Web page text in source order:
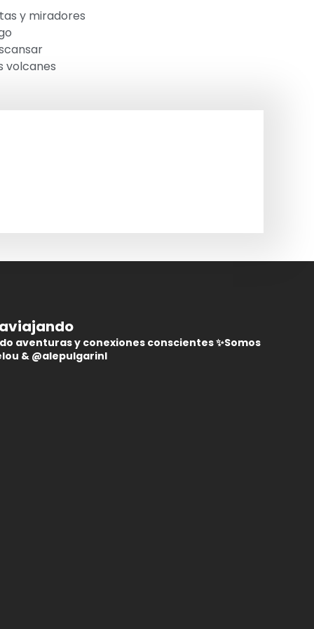
y miradores
volcanes
aventuras y conexiones conscientes✨Somos
& @alepulgarinl